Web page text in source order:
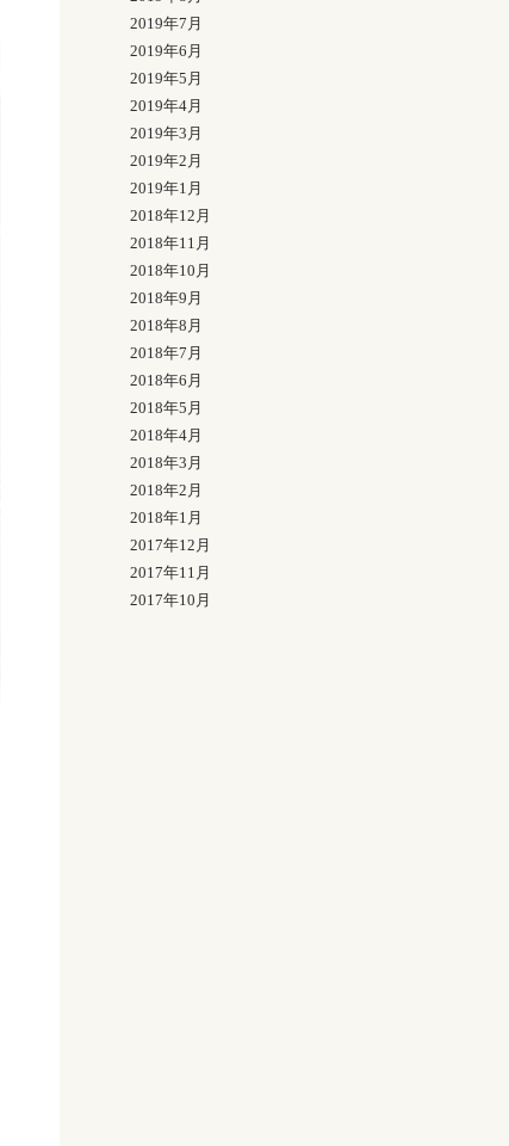
2019年7月
2019年6月
2019年5月
2019年4月
2019年3月
2019年2月
2019年1月
2018年12月
2018年11月
2018年10月
2018年9月
2018年8月
2018年7月
2018年6月
2018年5月
2018年4月
2018年3月
2018年2月
2018年1月
2017年12月
2017年11月
2017年10月